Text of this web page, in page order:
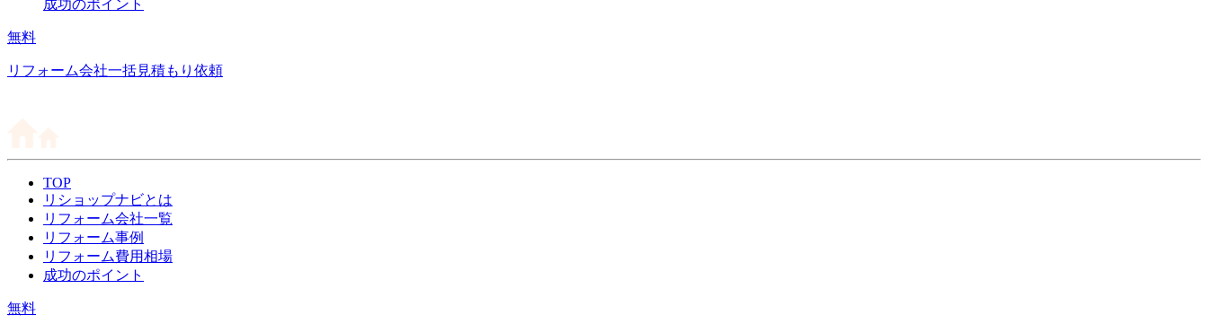
成功のポイント
無料
リフォーム会社一括見積もり依頼
TOP
リショップナビとは
リフォーム会社一覧
リフォーム事例
リフォーム費用相場
成功のポイント
無料